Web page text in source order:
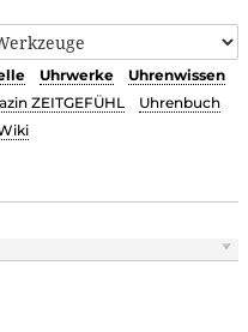
Uhrwerke
Uhrenwissen
ZEITGEFÜHL
Uhrenbuch